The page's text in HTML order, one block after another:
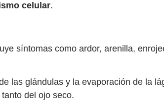
celular.
síntomas como ardor, arenilla,
las glándulas y la evaporación de la
del ojo seco.